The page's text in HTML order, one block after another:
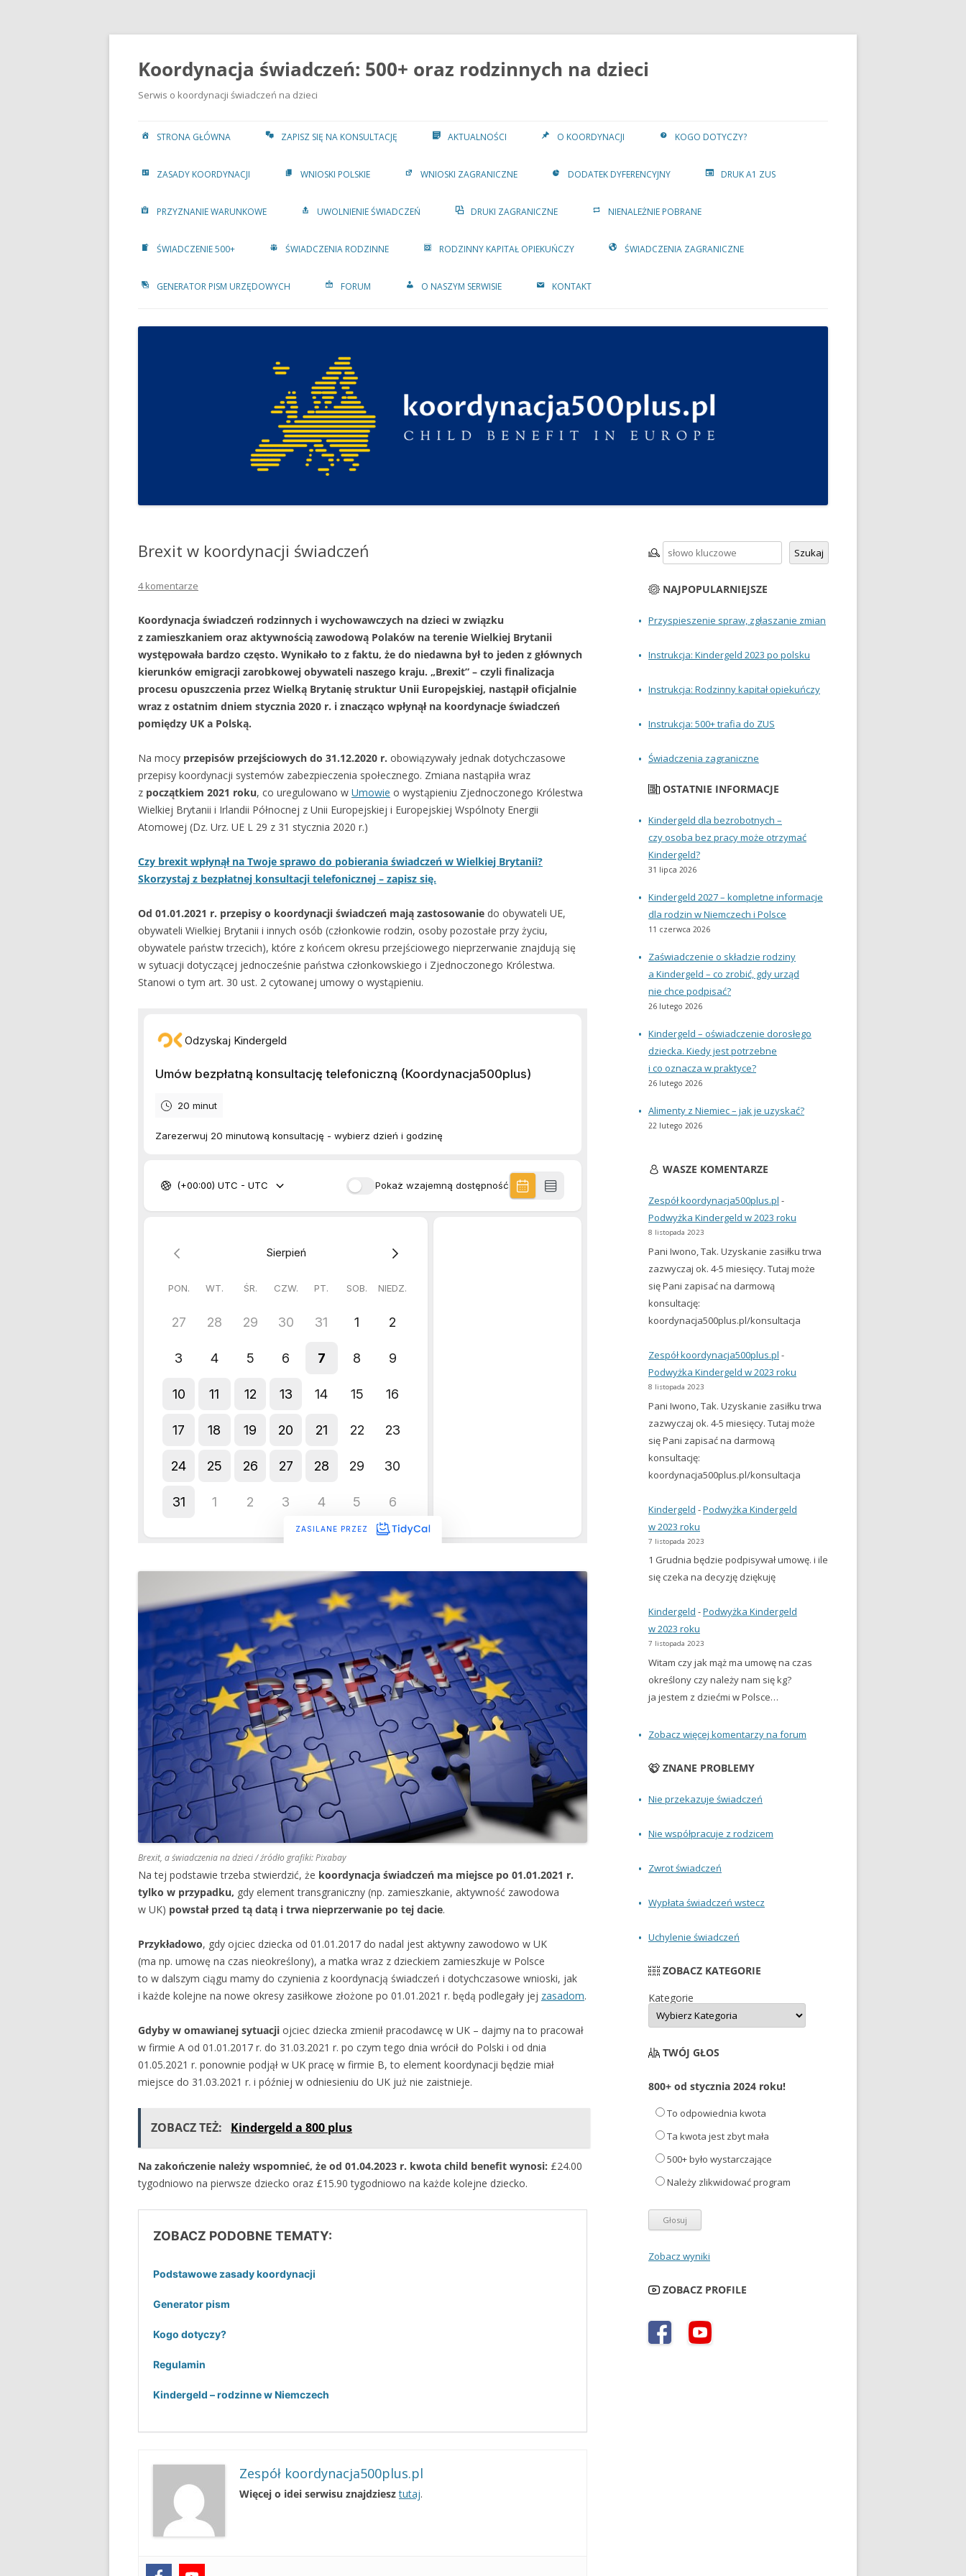
Przejdź
Koordynacja świadczeń: 500+ oraz rodzinnych na dzieci
Serwis o koordynacji świadczeń na dzieci
STRONA GŁÓWNA ZAPISZ SIĘ NA KONSULTACJĘ AKTUALNOŚCI O KOORDYNACJI KOGO DOTYCZY?
ZASADY KOORDYNACJI WNIOSKI POLSKIE WNIOSKI ZAGRANICZNE DODATEK DYFERENCYJNY DRUK A1 ZUS
PRZYZNANIE WARUNKOWE UWOLNIENIE ŚWIADCZEŃ DRUKI ZAGRANICZNE NIENALEŻNIE POBRANE
ŚWIADCZENIE 500+ ŚWIADCZENIA RODZINNE RODZINNY KAPITAŁ OPIEKUŃCZY ŚWIADCZENIA ZAGRANICZNE
GENERATOR PISM URZĘDOWYCH FORUM O NASZYM SERWISIE KONTAKT
Brexit w koordynacji świadczeń
4 komentarze
Koordynacja świadczeń rodzinnych i wychowawczych na dzieci w związku
z zamieszkaniem oraz aktywnością zawodową Polaków na terenie Wielkiej Brytanii
występowała bardzo często. Wynikało to z faktu, że do niedawna był to jeden z głównych
kierunków emigracji zarobkowej obywateli naszego kraju. „Brexit” – czyli finalizacja
procesu opuszczenia przez Wielką Brytanię struktur Unii Europejskiej, nastąpił oficjalnie
wraz z ostatnim dniem stycznia 2020 r. i znacząco wpłynął na koordynacje świadczeń
pomiędzy UK a Polską.
Na mocy przepisów przejściowych do 31.12.2020 r. obowiązywały jednak dotychczasowe
przepisy koordynacji systemów zabezpieczenia społecznego. Zmiana nastąpiła wraz
z początkiem 2021 roku, co uregulowano w Umowie o wystąpieniu Zjednoczonego Królestwa
Wielkiej Brytanii i Irlandii Północnej z Unii Europejskiej i Europejskiej Wspólnoty Energii
Atomowej (Dz. Urz. UE L 29 z 31 stycznia 2020 r.)
Czy brexit wpłynął na Twoje sprawo do pobierania świadczeń w Wielkiej Brytanii?
Skorzystaj z bezpłatnej konsultacji telefonicznej – zapisz się.
Od 01.01.2021 r. przepisy o koordynacji świadczeń mają zastosowanie do obywateli UE,
obywateli Wielkiej Brytanii i innych osób (członkowie rodzin, osoby pozostałe przy życiu,
obywatele państw trzecich), które z końcem okresu przejściowego nieprzerwanie znajdują się
w sytuacji dotyczącej jednocześnie państwa członkowskiego i Zjednoczonego Królestwa.
Stanowi o tym art. 30 ust. 2 cytowanej umowy o wystąpieniu.
Brexit, a świadczenia na dzieci / źródło grafiki: Pixabay
Na tej podstawie trzeba stwierdzić, że koordynacja świadczeń ma miejsce po 01.01.2021 r.
tylko w przypadku, gdy element transgraniczny (np. zamieszkanie, aktywność zawodowa
w UK) powstał przed tą datą i trwa nieprzerwanie po tej dacie.
Przykładowo, gdy ojciec dziecka od 01.01.2017 do nadal jest aktywny zawodowo w UK
(ma np. umowę na czas nieokreślony), a matka wraz z dzieckiem zamieszkuje w Polsce
to w dalszym ciągu mamy do czynienia z koordynacją świadczeń i dotychczasowe wnioski, jak
i każde kolejne na nowe okresy zasiłkowe złożone po 01.01.2021 r. będą podlegały jej zasadom.
Gdyby w omawianej sytuacji ojciec dziecka zmienił pracodawcę w UK – dajmy na to pracował
w firmie A od 01.01.2017 r. do 31.03.2021 r. po czym tego dnia wrócił do Polski i od dnia
01.05.2021 r. ponownie podjął w UK pracę w firmie B, to element koordynacji będzie miał
miejsce do 31.03.2021 r. i później w odniesieniu do UK już nie zaistnieje.
ZOBACZ TEŻ: Kindergeld a 800 plus
Na zakończenie należy wspomnieć, że od 01.04.2023 r. kwota child benefit wynosi: £24.00
tygodniowo na pierwsze dziecko oraz £15.90 tygodniowo na każde kolejne dziecko.
ZOBACZ PODOBNE TEMATY:
Podstawowe zasady koordynacji
Generator pism
Kogo dotyczy?
Regulamin
Kindergeld – rodzinne w Niemczech
Zespół koordynacja500plus.pl
Więcej o idei serwisu znajdziesz tutaj.
Szukaj Szukaj
NAJPOPULARNIEJSZE
Przyspieszenie spraw, zgłaszanie zmian
Instrukcja: Kindergeld 2023 po polsku
Instrukcja: Rodzinny kapitał opiekuńczy
Instrukcja: 500+ trafia do ZUS
Świadczenia zagraniczne
OSTATNIE INFORMACJE
Kindergeld dla bezrobotnych –
czy osoba bez pracy może otrzymać
Kindergeld?
31 lipca 2026
Kindergeld 2027 – kompletne informacje
dla rodzin w Niemczech i Polsce
11 czerwca 2026
Zaświadczenie o składzie rodziny
a Kindergeld – co zrobić, gdy urząd
nie chce podpisać?
26 lutego 2026
Kindergeld – oświadczenie dorosłego
dziecka. Kiedy jest potrzebne
i co oznacza w praktyce?
26 lutego 2026
Alimenty z Niemiec – jak je uzyskać?
22 lutego 2026
WASZE KOMENTARZE
Zespół koordynacja500plus.pl -
Podwyżka Kindergeld w 2023 roku
8 listopada 2023
Pani Iwono, Tak. Uzyskanie zasiłku trwa
zazwyczaj ok. 4-5 miesięcy. Tutaj może
się Pani zapisać na darmową
konsultację:
koordynacja500plus.pl/konsultacja
Zespół koordynacja500plus.pl -
Podwyżka Kindergeld w 2023 roku
8 listopada 2023
Pani Iwono, Tak. Uzyskanie zasiłku trwa
zazwyczaj ok. 4-5 miesięcy. Tutaj może
się Pani zapisać na darmową
konsultację:
koordynacja500plus.pl/konsultacja
Kindergeld -Podwyżka Kindergeld
w 2023 roku
7 listopada 2023
1 Grudnia będzie podpisywał umowę. i ile
się czeka na decyzję dziękuję
Kindergeld -Podwyżka Kindergeld
w 2023 roku
7 listopada 2023
Witam czy jak mąż ma umowę na czas
określony czy należy nam się kg?
ja jestem z dziećmi w Polsce…
Zobacz więcej komentarzy na forum
ZNANE PROBLEMY
Nie przekazuje świadczeń
Nie współpracuje z rodzicem
Zwrot świadczeń
Wypłata świadczeń wstecz
Uchylenie świadczeń
ZOBACZ KATEGORIE
Kategorie
TWÓJ GŁOS
800+ od stycznia 2024 roku!
To odpowiednia kwota
Ta kwota jest zbyt mała
500+ było wystarczające
Należy zlikwidować program
Zobacz wyniki
ZOBACZ PROFILE